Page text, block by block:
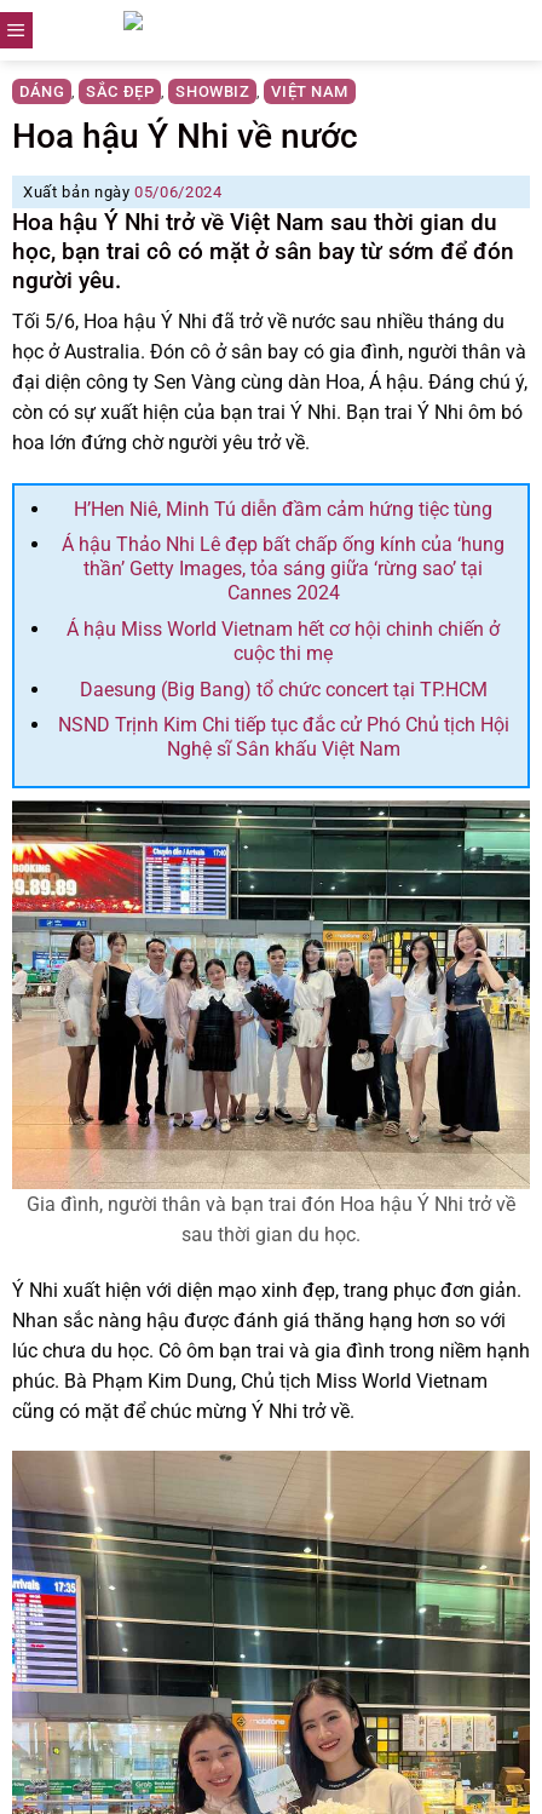
Skip
to
content
DÁNG , SẮC ĐẸP , SHOWBIZ , VIỆT NAM
Hoa hậu Ý Nhi về nước
Xuất bản ngày05/06/2024
Hoa hậu Ý Nhi trở về Việt Nam sau thời gian du
học, bạn trai cô có mặt ở sân bay từ sớm để đón
người yêu.
Tối 5/6, Hoa hậu Ý Nhi đã trở về nước sau nhiều tháng du
học ở Australia. Đón cô ở sân bay có gia đình, người thân và
đại diện công ty Sen Vàng cùng dàn Hoa, Á hậu. Đáng chú ý,
còn có sự xuất hiện của bạn trai Ý Nhi. Bạn trai Ý Nhi ôm bó
hoa lớn đứng chờ người yêu trở về.
H’Hen Niê, Minh Tú diễn đầm cảm hứng tiệc tùng
Á hậu Thảo Nhi Lê đẹp bất chấp ống kính của ‘hung
thần’ Getty Images, tỏa sáng giữa ‘rừng sao’ tại
Cannes 2024
Á hậu Miss World Vietnam hết cơ hội chinh chiến ở
cuộc thi mẹ
Daesung (Big Bang) tổ chức concert tại TP.HCM
NSND Trịnh Kim Chi tiếp tục đắc cử Phó Chủ tịch Hội
Nghệ sĩ Sân khấu Việt Nam
Gia đình, người thân và bạn trai đón Hoa hậu Ý Nhi trở về
sau thời gian du học.
Ý Nhi xuất hiện với diện mạo xinh đẹp, trang phục đơn giản.
Nhan sắc nàng hậu được đánh giá thăng hạng hơn so với
lúc chưa du học. Cô ôm bạn trai và gia đình trong niềm hạnh
phúc. Bà Phạm Kim Dung, Chủ tịch Miss World Vietnam
cũng có mặt để chúc mừng Ý Nhi trở về.